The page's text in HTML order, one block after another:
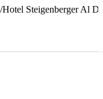
/Hotel Steigenberger Al